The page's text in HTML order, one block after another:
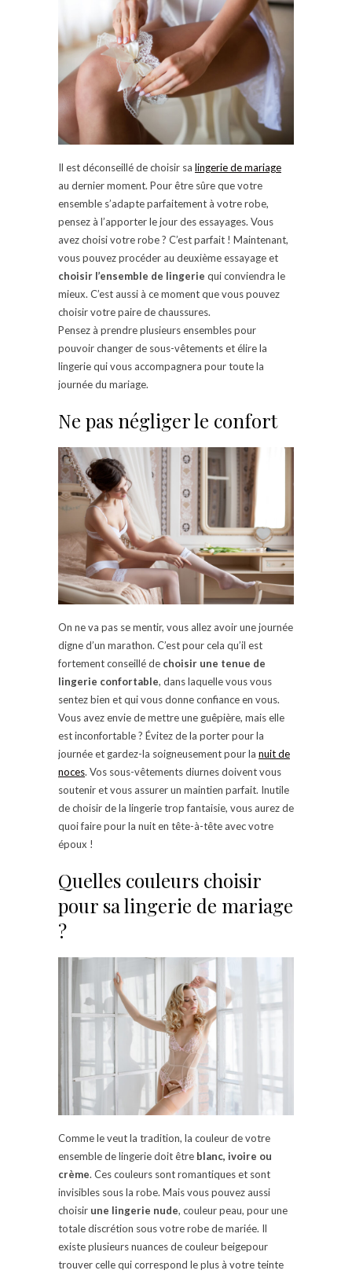
Il est déconseillé de choisir sa lingerie de mariage
au dernier moment. Pour être sûre que votre
ensemble s’adapte parfaitement à votre robe,
pensez à l’apporter le jour des essayages. Vous
avez choisi votre robe ? C’est parfait ! Maintenant,
vous pouvez procéder au deuxième essayage et
choisir l’ensemble de lingerie qui conviendra le
mieux. C’est aussi à ce moment que vous pouvez
choisir votre paire de chaussures.
Pensez à prendre plusieurs ensembles pour
pouvoir changer de sous-vêtements et élire la
lingerie qui vous accompagnera pour toute la
journée du mariage.
Ne pas négliger le confort
On ne va pas se mentir, vous allez avoir une journée
digne d’un marathon. C’est pour cela qu’il est
fortement conseillé de choisir une tenue de
lingerie confortable, dans laquelle vous vous
sentez bien et qui vous donne confiance en vous.
Vous avez envie de mettre une guêpière, mais elle
est inconfortable ? Évitez de la porter pour la
journée et gardez-la soigneusement pour la nuit de
noces. Vos sous-vêtements diurnes doivent vous
soutenir et vous assurer un maintien parfait. Inutile
de choisir de la lingerie trop fantaisie, vous aurez de
quoi faire pour la nuit en tête-à-tête avec votre
époux !
Quelles couleurs choisir
pour sa lingerie de mariage
?
Comme le veut la tradition, la couleur de votre
ensemble de lingerie doit être blanc, ivoire ou
crème. Ces couleurs sont romantiques et sont
invisibles sous la robe. Mais vous pouvez aussi
choisir une lingerie nude, couleur peau, pour une
totale discrétion sous votre robe de mariée. Il
existe plusieurs nuances de couleur beigepour
trouver celle qui correspond le plus à votre teinte